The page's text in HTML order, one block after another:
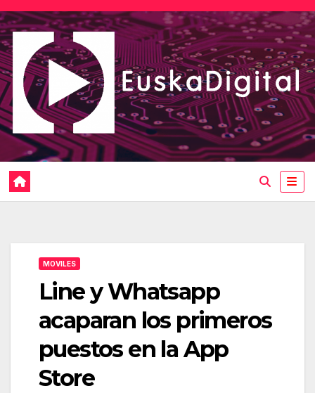
Saltar
al
contenido
MOVILES
Line y Whatsapp
acaparan los primeros
puestos en la App
Store